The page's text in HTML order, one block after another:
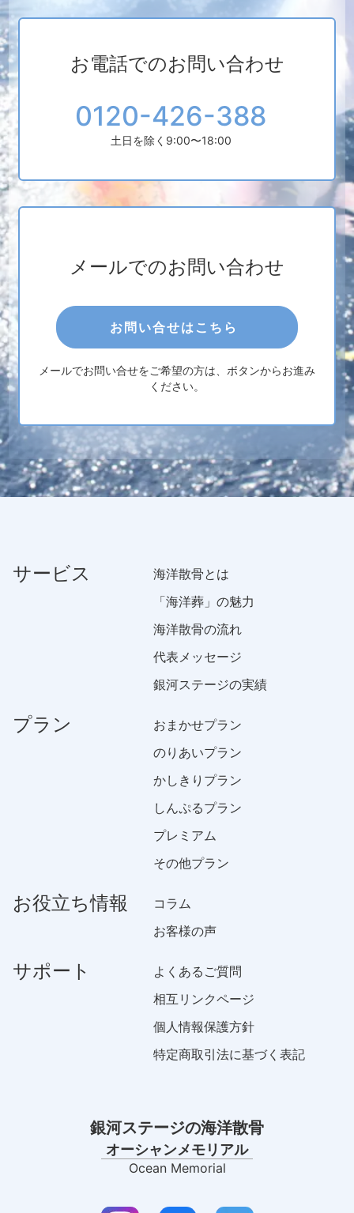
お電話でのお問い合わせ
0120-426-388
土日を除く9:00〜18:00
メールでのお問い合わせ
お問い合せはこちら
メールでお問い合せをご希望の方は、ボタンからお進み
ください。
銀河ステージの海洋散骨
オーシャンメモリアル
Ocean Memorial
サービス
海洋散骨とは
「海洋葬」の魅力
海洋散骨の流れ
代表メッセージ
銀河ステージの実績
プラン
おまかせプラン
のりあいプラン
かしきりプラン
しんぷるプラン
プレミアム
その他プラン
お役立ち情報
コラム
お客様の声
サポート
よくあるご質問
相互リンクページ
個人情報保護方針
特定商取引法に基づく表記